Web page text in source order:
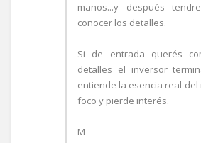
manos...y después
conocer los detalles.
Si de entrada querés
detalles el inversor
entiende la esencia real del
foco y pierde interés.
M